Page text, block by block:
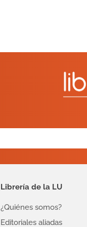
Librería de la LU
¿Quiénes somos?
Editoriales aliadas